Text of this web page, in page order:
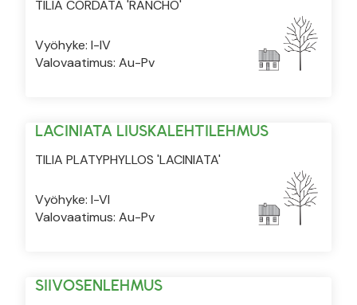
TILIA CORDATA 'RANCHO'
Vyöhyke: I-IV
Valovaatimus: Au-Pv
LACINIATA LIUSKALEHTILEHMUS
TILIA PLATYPHYLLOS 'LACINIATA'
Vyöhyke: I-VI
Valovaatimus: Au-Pv
SIIVOSENLEHMUS